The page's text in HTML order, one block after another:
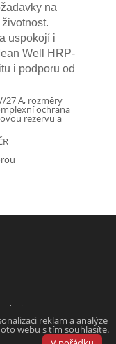
na
uspokojí i
Well HRP-
i podporu od
27 A, rozměry
ochrana
rezervu a
reklam a analýze
webu s tím souhlasíte.